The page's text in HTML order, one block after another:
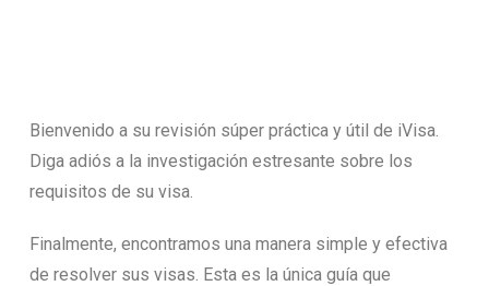
Bienvenido a su revisión súper práctica y útil de iVisa.
Diga adiós a la investigación estresante sobre los
requisitos de su visa.
Finalmente, encontramos una manera simple y efectiva
de resolver sus visas. Esta es la única guía que